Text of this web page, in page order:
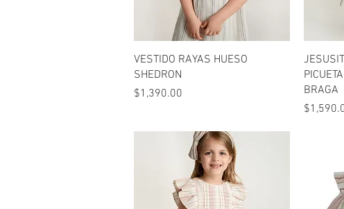
Vista rápida
VESTIDO RAYAS HUESO
SHEDRON
Precio
$1,390.00
BRAGA
Precio